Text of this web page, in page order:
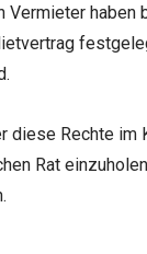
Vermieter haben
diese Rechte im
Rat